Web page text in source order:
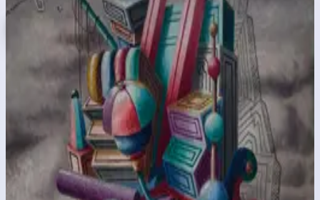
1 sfondo categoriaRisoluzione fino a 2796px
Sfoglia la collezione